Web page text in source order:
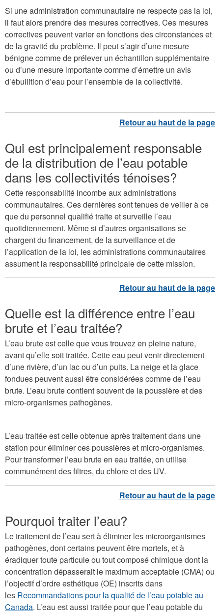
Si une administration communautaire ne respecte pas la loi,
il faut alors prendre des mesures correctives. Ces mesures
correctives peuvent varier en fonctions des circonstances et
de la gravité du problème. Il peut s’agir d’une mesure
bénigne comme de prélever un échantillon supplémentaire
ou d’une mesure importante comme d’émettre un avis
d’ébullition d’eau pour l’ensemble de la collectivité.
Qui est principalement responsable
de la distribution de l’eau potable
dans les collectivités ténoises?
Cette responsabilité incombe aux administrations
communautaires. Ces dernières sont tenues de veiller à ce
que du personnel qualifié traite et surveille l’eau
quotidiennement. Même si d’autres organisations se
chargent du financement, de la surveillance et de
l’application de la loi, les administrations communautaires
assument la responsabilité principale de cette mission.
Quelle est la différence entre l’eau
brute et l’eau traitée?
L’eau brute est celle que vous trouvez en pleine nature,
avant qu’elle soit traitée. Cette eau peut venir directement
d’une rivière, d’un lac ou d’un puits. La neige et la glace
fondues peuvent aussi être considérées comme de l’eau
brute. L’eau brute contient souvent de la poussière et des
micro-organismes pathogènes.
L’eau traitée est celle obtenue après traitement dans une
station pour éliminer ces poussières et micro-organismes.
Pour transformer l’eau brute en eau traitée, on utilise
communément des filtres, du chlore et des UV.
Pourquoi traiter l’eau?
Le traitement de l’eau sert à éliminer les microorganismes
pathogènes, dont certains peuvent être mortels, et à
éradiquer toute particule ou tout composé chimique dont la
concentration dépasserait le maximum acceptable (CMA) ou
l’objectif d’ordre esthétique (OE) inscrits dans
les Recommandations pour la qualité de l’eau potable au
Canada. L’eau est aussi traitée pour que l’eau potable du